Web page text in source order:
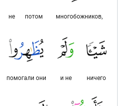
многобожников,
потом
не
ничего
и не
помогали они